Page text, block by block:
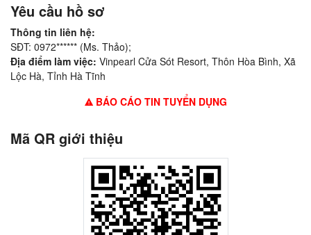
Yêu cầu hồ sơ
Thông tin liên hệ:
SĐT: 0972****** (Ms. Thảo);
Địa điểm làm việc: Vinpearl Cửa Sót Resort, Thôn Hòa Bình, Xã
Lộc Hà, Tỉnh Hà Tĩnh
BÁO CÁO TIN TUYỂN DỤNG
Mã QR giới thiệu